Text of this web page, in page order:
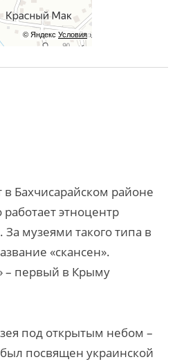
© Яндекс Условия
в Бахчисарайском районе
этноцентр
За музеями такого типа в
«скансен».
– первый в Крыму
под открытым небом –
посвящен украинской